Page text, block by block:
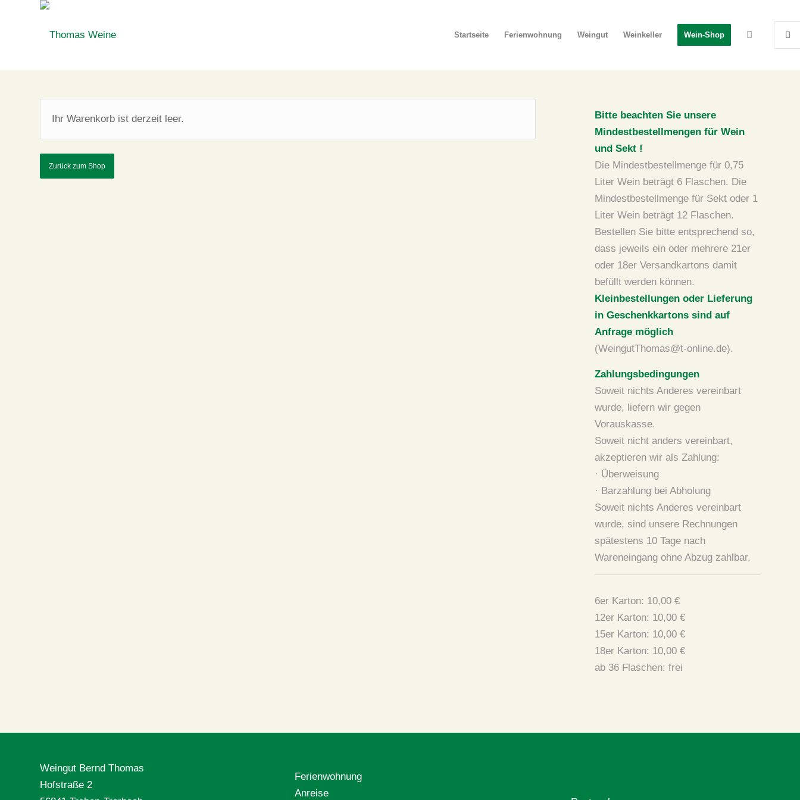
Startseite Ferienwohnung Weingut Weinkeller Wein-Shop
Ihr Warenkorb ist derzeit leer.
Zurück zum Shop
Bitte beachten Sie unsere
Mindestbestellmengen für Wein
und Sekt !
Die Mindestbestellmenge für 0,75
Liter Wein beträgt 6 Flaschen. Die
Mindestbestellmenge für Sekt oder 1
Liter Wein beträgt 12 Flaschen.
Bestellen Sie bitte entsprechend so,
dass jeweils ein oder mehrere 21er
oder 18er Versandkartons damit
befüllt werden können.
Kleinbestellungen oder Lieferung
in Geschenkkartons sind auf
Anfrage möglich
(WeingutThomas@t-online.de).
Zahlungsbedingungen
Soweit nichts Anderes vereinbart
wurde, liefern wir gegen
Vorauskasse.
Soweit nicht anders vereinbart,
akzeptieren wir als Zahlung:
· Überweisung
· Barzahlung bei Abholung
Soweit nichts Anderes vereinbart
wurde, sind unsere Rechnungen
spätestens 10 Tage nach
Wareneingang ohne Abzug zahlbar.
6er Karton: 10,00 €
12er Karton: 10,00 €
15er Karton: 10,00 €
18er Karton: 10,00 €
ab 36 Flaschen: frei
Weingut Bernd Thomas
Hofstraße 2
Ferienwohnung
Anreise